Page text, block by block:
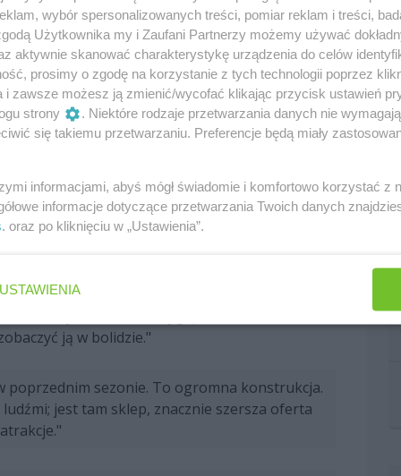
trybunie Lando Norrisa.
roku ogromny sukces, więc w tym roku
funtów w budowę nowej, znacznie większej
miejsc. W tym roku postawiliśmy nową
16 600 osób, z możliwością zwiększenia
trybuny Lando aż 70% kibiców w
ją w bolidzie."
poprzednim sezonie. To ogromna konstrukcja.
jest tam sklep, znacznie szersza oferta
wybór spersonalizowanych treści, pomiar reklam i treści,
Użytkownika my i Zaufani Partnerzy możemy używać
aktywnie skanować charakterystykę urządzenia do celów
prosimy o zgodę na korzystanie z tych technologii poprzez
i zawsze możesz ją zmienić/wycofać klikając przycisk ustawień
strony
. Niektóre rodzaje przetwarzania danych nie
się takiemu przetwarzaniu. Preferencje będą miały
informacjami, abyś mógł świadomie i komfortowo korzystać z
informacje dotyczące przetwarzania Twoich danych
. oraz po kliknięciu w „Ustawienia”.
USTAWIENIA